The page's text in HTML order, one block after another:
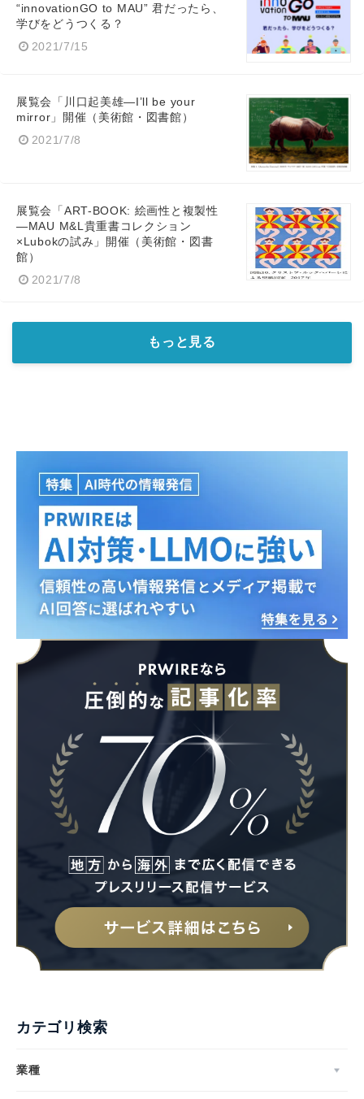
“innovationGO to MAU” 君だったら、
学びをどうつくる？
2021/7/15
展覧会「川口起美雄—I’ll be your
mirror」開催（美術館・図書館）
2021/7/8
展覧会「ART-BOOK: 絵画性と複製性
—MAU M&L貴重書コレクション
×Lubokの試み」開催（美術館・図書
館）
2021/7/8
もっと見る
カテゴリ検索
業種